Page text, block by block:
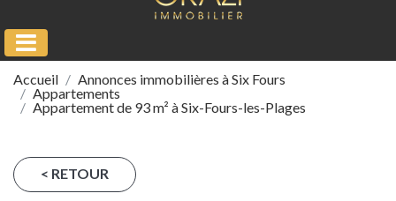
Accueil
Annonces immobilières à Six Fours
Appartements
Appartement de 93 m² à Six-Fours-les-Plages
< RETOUR